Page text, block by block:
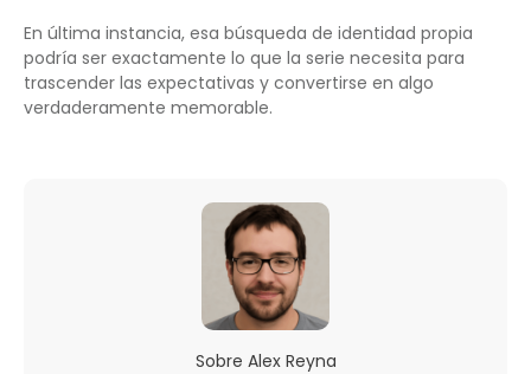
En última instancia, esa búsqueda de identidad propia
podría ser exactamente lo que la serie necesita para
trascender las expectativas y convertirse en algo
verdaderamente memorable.
Sobre Alex Reyna